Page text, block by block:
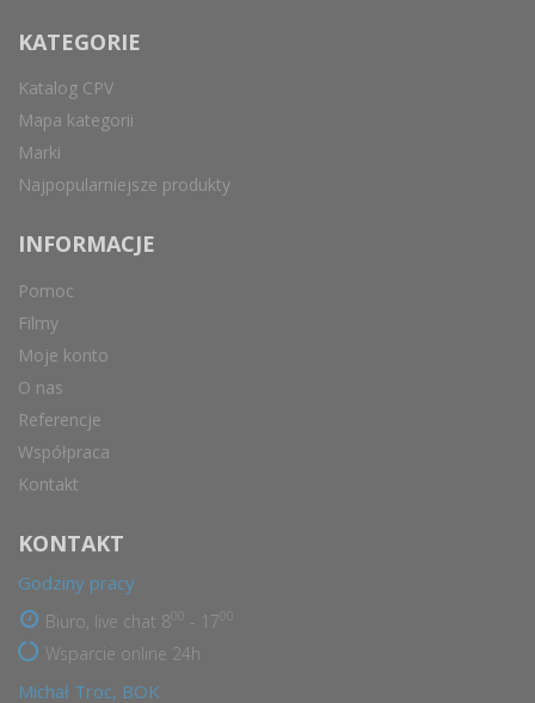
KATEGORIE
Katalog CPV
Mapa kategorii
Marki
Najpopularniejsze produkty
INFORMACJE
Pomoc
Filmy
Moje konto
O nas
Referencje
Współpraca
Kontakt
KONTAKT
Godziny pracy
Biuro, live chat 8 - 17
Wsparcie online 24h
Michał Troc, BOK